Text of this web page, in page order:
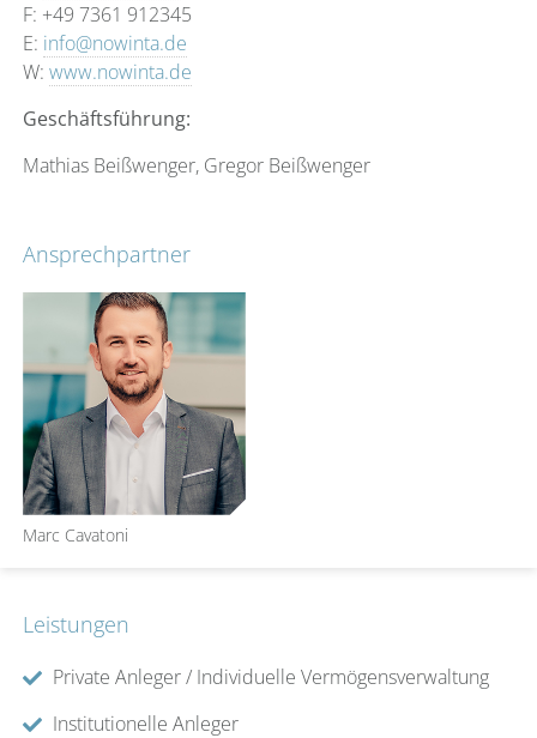
F: +49 7361 912345
E: info@nowinta.de
W:www.nowinta.de
Geschäftsführung:
Mathias Beißwenger, Gregor Beißwenger
Ansprechpartner
Marc Cavatoni
Leistungen
Private Anleger / Individuelle Vermögensverwaltung
Institutionelle Anleger